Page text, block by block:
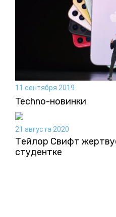
11 сентября 2019
Techno-новинки
21 августа 2020
Тейлор Свифт
студентке